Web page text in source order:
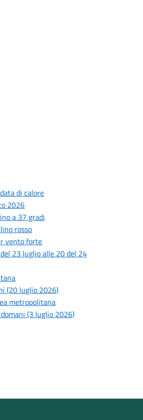
di calore
2026
a 37 gradi
rosso
vento forte
23 luglio alle 20 del 24
(20 luglio 2026)
metropolitana
(3 luglio 2026)